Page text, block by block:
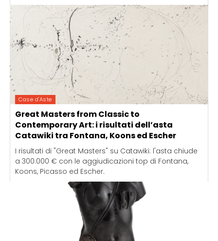
Case d'Aste
Great Masters from Classic to
Contemporary Art: i risultati dell’asta
Catawiki tra Fontana, Koons ed Escher
I risultati di "Great Masters" su Catawiki: l'asta chiude
a 300.000 € con le aggiudicazioni top di Fontana,
Koons, Picasso ed Escher.